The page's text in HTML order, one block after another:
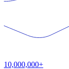
10,000,000+